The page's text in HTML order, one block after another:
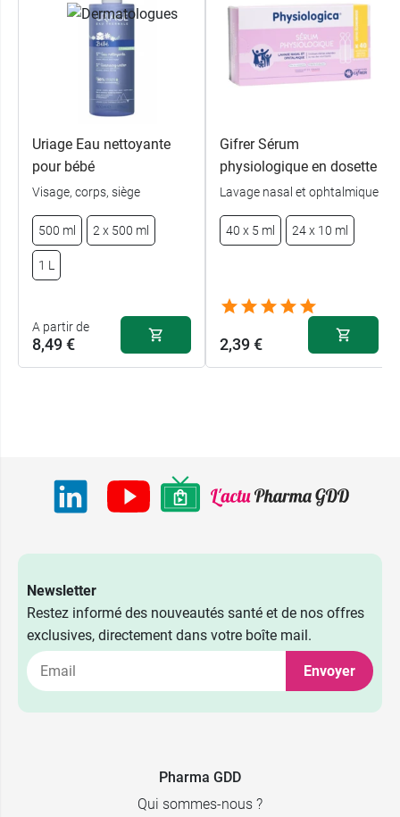
Uriage Eau nettoyante
pour bébé
Visage, corps, siège
500 ml 2 x 500 ml
1 L
A partir de
8,49 €
500 ml 8,49 €
2 x 500 ml 13,89 €
Gifrer Sérum
physiologique en dosette
Lavage nasal et ophtalmique
40 x 5 ml 24 x 10 ml
2,39 €
2,39 €
Newsletter
Restez informé des nouveautés santé et de nos offres
exclusives, directement dans votre boîte mail.
Envoyer
Pharma GDD
Qui sommes-nous ?